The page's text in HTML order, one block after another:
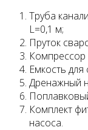
Труба
L=0,1 м;
Пруток
Компрессор
Емкость
Дренажный
Комплект
насоса.